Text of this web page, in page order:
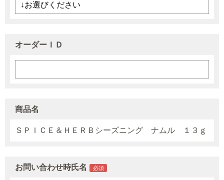
オーダーＩＤ
商品名
ＳＰＩＣＥ＆ＨＥＲＢシーズニング ナムル １３ｇ
お問い合わせ時氏名